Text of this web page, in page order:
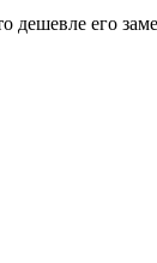
дешевле его